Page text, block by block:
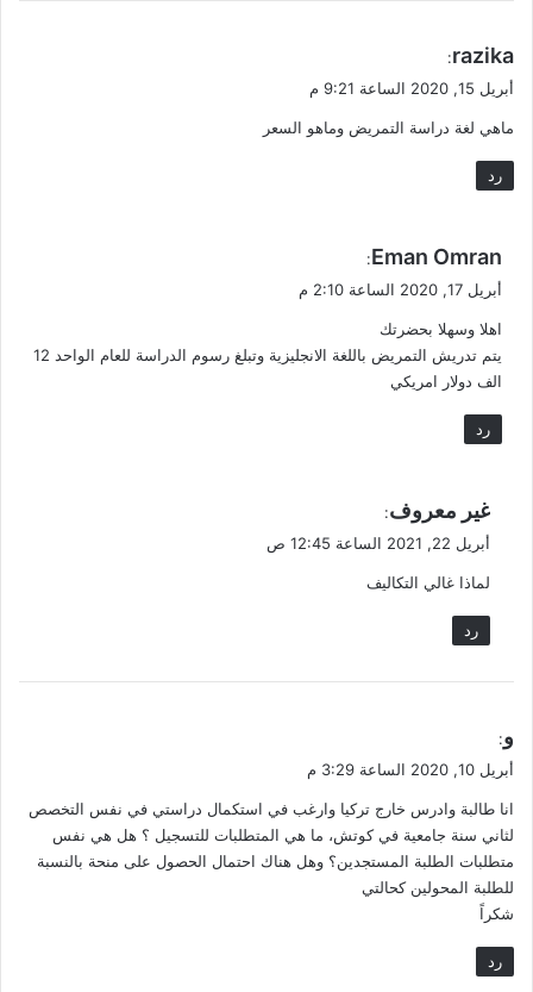
ي
ق
ل
razika
:
أبريل 15, 2020 الساعة 9:21 م
ماهي لغة دراسة التمريض وماهو السعر
رد
ي
ق
ل
Eman Omran
:
أبريل 17, 2020 الساعة 2:10 م
اهلا وسهلا بحضرتك
يتم تدريش التمريض باللغة الانجليزية وتبلغ رسوم الدراسة للعام الواحد 12
الف دولار امريكي
رد
ي
ق
ل
غير معروف:
أبريل 22, 2021 الساعة 12:45 ص
لماذا غالي التكاليف
رد
ق
ل
و:
أبريل 10, 2020 الساعة 3:29 م
انا طالبة وادرس خارج تركيا وارغب في استكمال دراستي في نفس التخصص
لثاني سنة جامعية في كوتش، ما هي المتطلبات للتسجيل ؟ هل هي نفس
متطلبات الطلبة المستجدين؟ وهل هناك احتمال الحصول على منحة بالنسبة
للطلبة المحولين كحالتي
شكراً
رد